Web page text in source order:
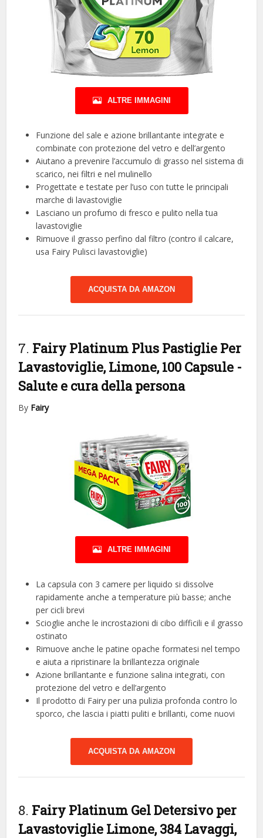
ALTRE IMMAGINI
Funzione del sale e azione brillantante integrate e
combinate con protezione del vetro e dell’argento
Aiutano a prevenire l’accumulo di grasso nel sistema di
scarico, nei filtri e nel mulinello
Progettate e testate per l’uso con tutte le principali
marche di lavastoviglie
Lasciano un profumo di fresco e pulito nella tua
lavastoviglie
Rimuove il grasso perfino dal filtro (contro il calcare,
usa Fairy Pulisci lavastoviglie)
ACQUISTA DA AMAZON
7. Fairy Platinum Plus Pastiglie Per
Lavastoviglie, Limone, 100 Capsule -
Salute e cura della persona
By Fairy
ALTRE IMMAGINI
La capsula con 3 camere per liquido si dissolve
rapidamente anche a temperature più basse; anche
per cicli brevi
Scioglie anche le incrostazioni di cibo difficili e il grasso
ostinato
Rimuove anche le patine opache formatesi nel tempo
e aiuta a ripristinare la brillantezza originale
Azione brillantante e funzione salina integrati, con
protezione del vetro e dell’argento
Il prodotto di Fairy per una pulizia profonda contro lo
sporco, che lascia i piatti puliti e brillanti, come nuovi
ACQUISTA DA AMAZON
8. Fairy Platinum Gel Detersivo per
Lavastoviglie Limone, 384 Lavaggi,